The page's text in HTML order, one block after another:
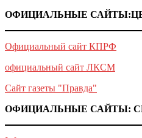
ОФИЦИАЛЬНЫЕ
Официальный сайт КПРФ
официальный сайт ЛКСМ
Сайт газеты "Правда"
ОФИЦИАЛЬНЫЕ САЙТЫ: